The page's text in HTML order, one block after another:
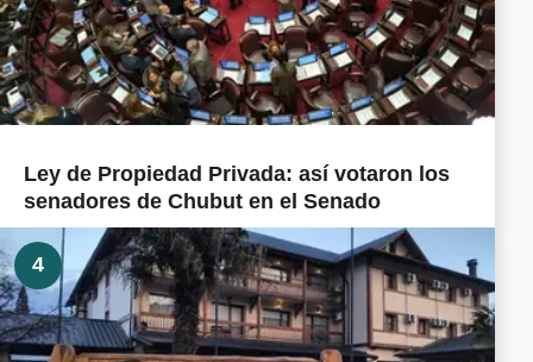
Ley de Propiedad Privada: así votaron los
senadores de Chubut en el Senado
4